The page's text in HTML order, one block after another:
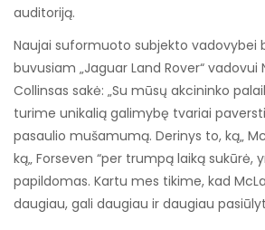
auditoriją.
Naujai suformuoto subjekto vadovybei
buvusiam „Jaguar Land Rover“ vadovui
Collinsas sakė: „Su mūsų akcininko
turime unikalią galimybę tvariai
pasaulio mušamumą. Derinys to, ką„
ką„ Forseven “per trumpą laiką sukūrė,
papildomas. Kartu mes tikime, kad
daugiau, gali daugiau ir daugiau